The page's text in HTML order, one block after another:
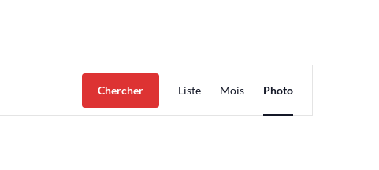
Chercher
Navigation
de
vues
Liste Mois Photo